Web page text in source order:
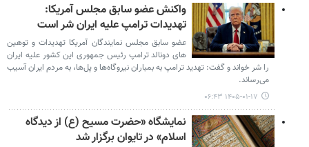
واکنش عضو سابق مجلس آمریکا:
تهدیدات ترامپ علیه ایران شر است
عضو سابق مجلس نمایندگان آمریکا تهدیدات و توهین
های دونالد ترامپ رئیس جمهوری این کشور علیه ایران
را شر خواند و گفت: تهدید ترامپ به بمباران نیروگاه‌ها و پل‌ها، به مردم ایران آسیب
می‌رساند.
۱۴۰۵-۰۱-۱۷ ۰۶:۴۳
نمایشگاه «حضرت مسیح (ع) از دیدگاه
اسلام» در تایوان برگزار شد